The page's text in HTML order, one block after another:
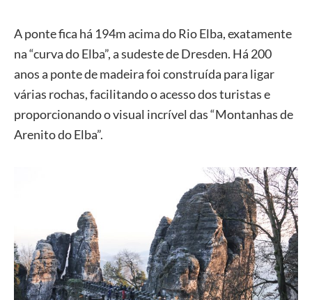
A ponte fica há 194m acima do Rio Elba, exatamente
na “curva do Elba”, a sudeste de Dresden. Há 200
anos a ponte de madeira foi construída para ligar
várias rochas, facilitando o acesso dos turistas e
proporcionando o visual incrível das “Montanhas de
Arenito do Elba”.